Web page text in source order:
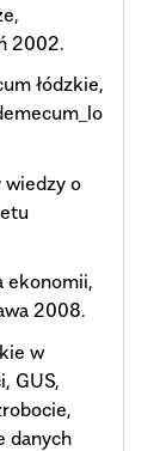
2002.
łódzkie,
wiedzy o
ekonomii,
2008.
w
GUS,
danych